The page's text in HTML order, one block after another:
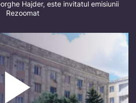
Hajder, este invitatul emisiunii
Rezoomat